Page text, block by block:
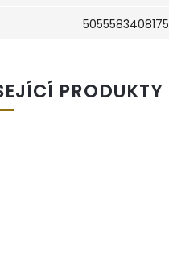
5055583408175
PRODUKTY